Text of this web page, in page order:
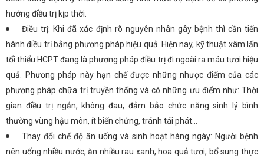
hướng điều trị kịp thời.
Điều trị: Khi đã xác định rõ nguyên nhân gây bệnh thì cần tiến
hành điều trị bằng phương pháp hiệu quả. Hiện nay, kỹ thuật xâm lấn
tối thiểu HCPT đang là phương pháp điều trị đi ngoài ra máu tươi hiệu
quả. Phương pháp này hạn chế được những nhược điểm của các
phương pháp chữa trị truyền thống và có những ưu điểm như: Thời
gian điều trị ngắn, không đau, đảm bảo chức năng sinh lý bình
thường vùng hậu môn, ít biến chứng, tránh tái phát...
Thay đổi chế độ ăn uống và sinh hoạt hàng ngày: Người bệnh
nên uống nhiều nước, ăn nhiều rau xanh, hoa quả tươi, bổ sung thực